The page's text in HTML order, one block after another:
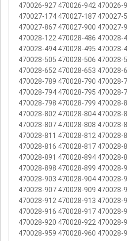
470026-927 470026-942 470026-
470027-174 470027-187 470027-
470027-867 470027-900 470027-
470028-122 470028-486 470028-
470028-494 470028-495 470028-
470028-505 470028-506 470028-
470028-652 470028-653 470028-
470028-789 470028-790 470028-
470028-794 470028-795 470028-
470028-798 470028-799 470028-
470028-802 470028-804 470028-
470028-807 470028-808 470028-
470028-811 470028-812 470028-
470028-816 470028-817 470028-
470028-891 470028-894 470028-
470028-898 470028-899 470028-
470028-903 470028-904 470028-
470028-907 470028-909 470028-
470028-912 470028-913 470028-
470028-916 470028-917 470028-
470028-920 470028-922 470028-
470028-959 470028-960 470028-